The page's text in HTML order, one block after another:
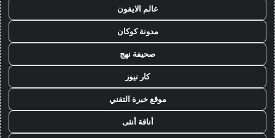
عالم الايفون
مدونة كوكان
صحيفة نهج
كار نيوز
موقع خبرة التقني
أناقة أنثى